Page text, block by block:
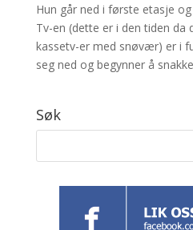
Hun går ned i første etasje
Tv-en (dette er i den tiden da
kassetv-er med snøvær) er i
seg ned og begynner å
Søk